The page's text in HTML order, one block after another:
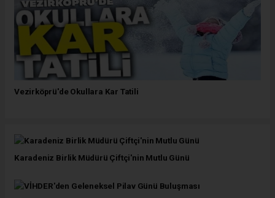
Vezirköprü'de Okullara Kar Tatili
Karadeniz Birlik Müdürü Çiftçi'nin Mutlu Günü